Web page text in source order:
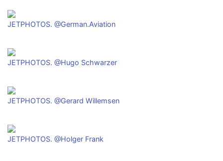
JETPHOTOS. @German.Aviation
JETPHOTOS. @Hugo Schwarzer
JETPHOTOS. @Gerard Willemsen
JETPHOTOS. @Holger Frank